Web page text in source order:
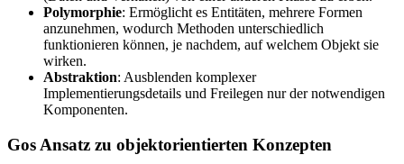
Polymorphie: Ermöglicht es Entitäten, mehrere Formen
anzunehmen, wodurch Methoden unterschiedlich
funktionieren können, je nachdem, auf welchem Objekt sie
wirken.
Abstraktion: Ausblenden komplexer
Implementierungsdetails und Freilegen nur der notwendigen
Komponenten.
Gos Ansatz zu objektorientierten Konzepten